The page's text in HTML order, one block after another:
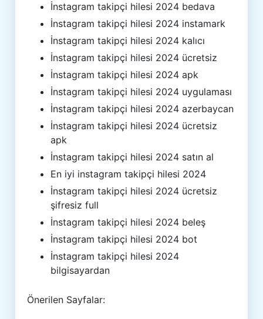
İnstagram takipçi hilesi 2024 bedava
İnstagram takipçi hilesi 2024 instamark
İnstagram takipçi hilesi 2024 kalıcı
İnstagram takipçi hilesi 2024 ücretsiz
İnstagram takipçi hilesi 2024 apk
İnstagram takipçi hilesi 2024 uygulaması
İnstagram takipçi hilesi 2024 azerbaycan
İnstagram takipçi hilesi 2024 ücretsiz
apk
İnstagram takipçi hilesi 2024 satın al
En iyi instagram takipçi hilesi 2024
İnstagram takipçi hilesi 2024 ücretsiz
şifresiz full
İnstagram takipçi hilesi 2024 beleş
İnstagram takipçi hilesi 2024 bot
İnstagram takipçi hilesi 2024
bilgisayardan
Önerilen Sayfalar: